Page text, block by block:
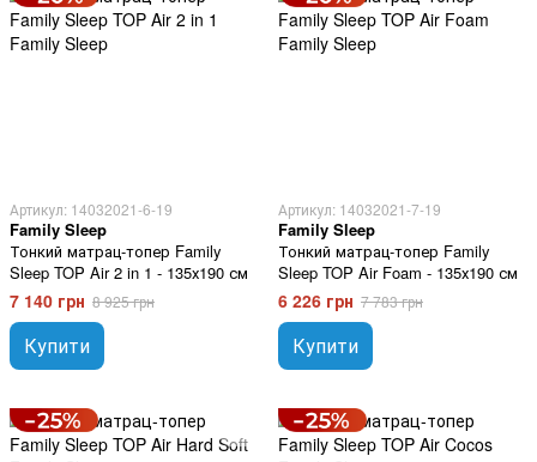
Артикул: 14032021-6-19
Family Sleep
Тонкий матрац-топер Family
Sleep TOP Air 2 in 1 - 135х190 см
7 140 грн 8 925 грн
Купити
Артикул: 14032021-7-19
Family Sleep
Тонкий матрац-топер Family
Sleep TOP Air Foam - 135х190 см
6 226 грн 7 783 грн
Купити